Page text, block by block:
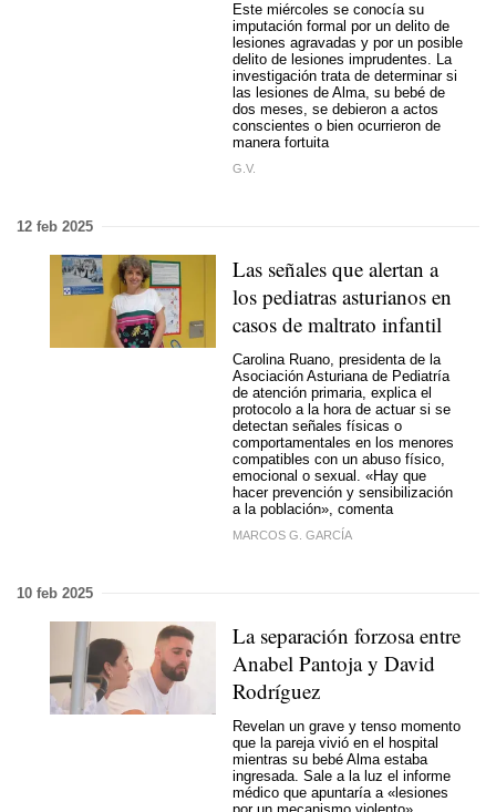
Este miércoles se conocía su
imputación formal por un delito de
lesiones agravadas y por un posible
delito de lesiones imprudentes. La
investigación trata de determinar si
las lesiones de Alma, su bebé de
dos meses, se debieron a actos
conscientes o bien ocurrieron de
manera fortuita
G.V.
12 feb 2025
Las señales que alertan a
los pediatras asturianos en
casos de maltrato infantil
Carolina Ruano, presidenta de la
Asociación Asturiana de Pediatría
de atención primaria, explica el
protocolo a la hora de actuar si se
detectan señales físicas o
comportamentales en los menores
compatibles con un abuso físico,
emocional o sexual. «Hay que
hacer prevención y sensibilización
a la población», comenta
MARCOS G. GARCÍA
10 feb 2025
La separación forzosa entre
Anabel Pantoja y David
Rodríguez
Revelan un grave y tenso momento
que la pareja vivió en el hospital
mientras su bebé Alma estaba
ingresada. Sale a la luz el informe
médico que apuntaría a «lesiones